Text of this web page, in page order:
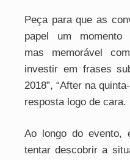
Peça para que as
papel um momento
mas memorável
investir em frases
2018”, “After na
resposta logo de cara.
Ao longo do evento,
tentar descobrir a